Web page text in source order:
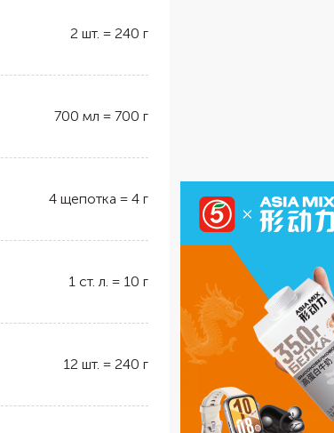
2 шт. = 240 г
700 мл = 700 г
4 щепотка = 4 г
1 ст. л. = 10 г
12 шт. = 240 г